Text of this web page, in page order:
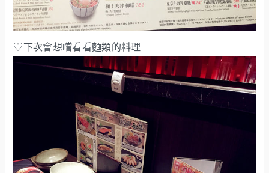
♡下次會想嚐看看麵類的料理